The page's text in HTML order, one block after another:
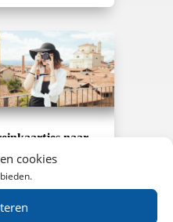
cookies
naar
even weg.
België en